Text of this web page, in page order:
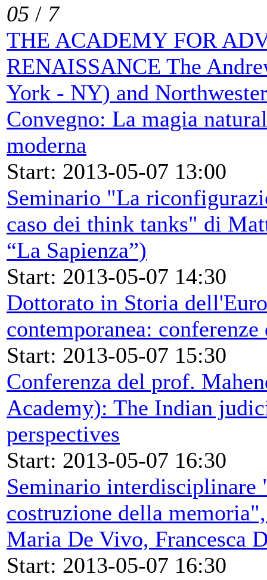
05 / 7
THE ACADEMY FOR
RENAISSANCE The
York - NY) and
Convegno: La magia
moderna
Start: 2013-05-07 13:00
Seminario "La
caso dei think tanks" di
“La Sapienza”)
Start: 2013-05-07 14:30
Dottorato in Storia
contemporanea:
Start: 2013-05-07 15:30
Conferenza del prof.
Academy): The Indian
perspectives
Start: 2013-05-07 16:30
Seminario
costruzione della
Maria De Vivo, Francesca
Start: 2013-05-07 16:30